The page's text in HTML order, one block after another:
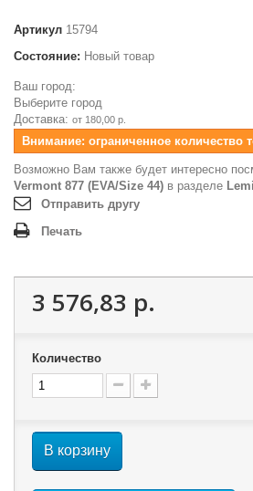
Артикул 15794
Состояние: Новый товар
Ваш город:
Выберите город
Доставка: от 180,00 р.
Внимание: ограниченное количество
Возможно Вам также будет интересно
Vermont 877 (EVA/Size 44) в разделе
Отправить другу
Печать
3 576,83 р.
Количество
В корзину